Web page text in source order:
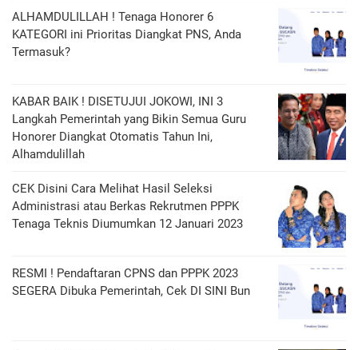
ALHAMDULILLAH ! Tenaga Honorer 6
KATEGORI ini Prioritas Diangkat PNS, Anda
Termasuk?
KABAR BAIK ! DISETUJUI JOKOWI, INI 3
Langkah Pemerintah yang Bikin Semua Guru
Honorer Diangkat Otomatis Tahun Ini,
Alhamdulillah
CEK Disini Cara Melihat Hasil Seleksi
Administrasi atau Berkas Rekrutmen PPPK
Tenaga Teknis Diumumkan 12 Januari 2023
RESMI ! Pendaftaran CPNS dan PPPK 2023
SEGERA Dibuka Pemerintah, Cek DI SINI Bun